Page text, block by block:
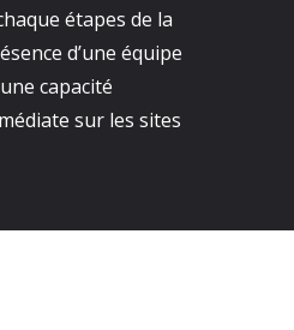
étapes de la
d’une équipe
capacité
sur les sites